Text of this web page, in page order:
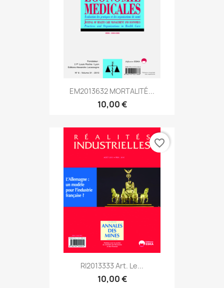
EM2013632 MORTALITÉ...
10,00 €
RI2013333 Art. Le...
10,00 €
favorite_border